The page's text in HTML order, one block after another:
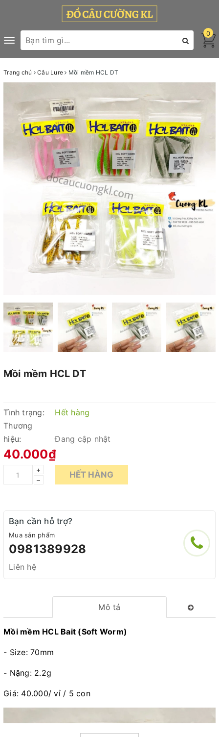
Toggle
navigation
0
Trang chủ Câu Lure Mồi mềm HCL DT
Mồi mềm HCL DT
Tình trạng:
Hết hàng
Thương
hiệu:
Đang cập nhật
40.000₫
+
–
HẾT HÀNG
Bạn cần hỗ trợ?
Mua sản phẩm
0981389928
Liên hệ
Mô tả
Mồi mềm HCL Bait (Soft Worm)
- Size: 70mm
- Nặng: 2.2g
Giá: 40.000/ vỉ / 5 con